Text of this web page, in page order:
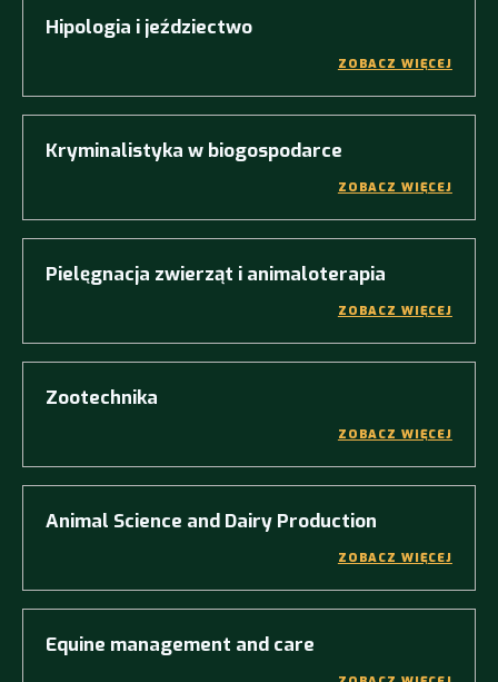
Hipologia i jeździectwo
ZOBACZ WIĘCEJ
Kryminalistyka w biogospodarce
ZOBACZ WIĘCEJ
Pielęgnacja zwierząt i animaloterapia
ZOBACZ WIĘCEJ
Zootechnika
ZOBACZ WIĘCEJ
Animal Science and Dairy Production
ZOBACZ WIĘCEJ
Equine management and care